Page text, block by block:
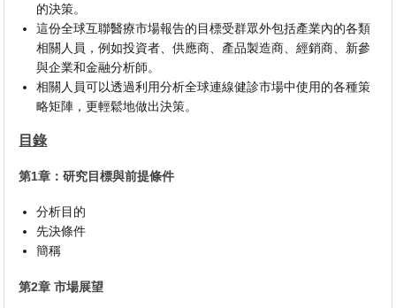
的決策。
這份全球互聯醫療市場報告的目標受群眾外包括產業內的各類
相關人員，例如投資者、供應商、產品製造商、經銷商、新參
與企業和金融分析師。
相關人員可以透過利用分析全球連線健診市場中使用的各種策
略矩陣，更輕鬆地做出決策。
目錄
第1章：研究目標與前提條件
分析目的
先決條件
簡稱
第2章 市場展望